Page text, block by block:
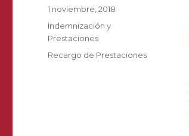
Publicado
el
1 noviembre, 2018
Categorías
Indemnización y
Prestaciones
Etiquetas
Recargo de Prestaciones